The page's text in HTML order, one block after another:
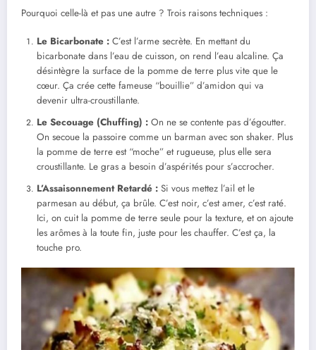
Pourquoi celle-là et pas une autre ? Trois raisons techniques :
Le Bicarbonate : C’est l’arme secrète. En mettant du
bicarbonate dans l’eau de cuisson, on rend l’eau alcaline. Ça
désintègre la surface de la pomme de terre plus vite que le
cœur. Ça crée cette fameuse “bouillie” d’amidon qui va
devenir ultra-croustillante.
Le Secouage (Chuffing) : On ne se contente pas d’égoutter.
On secoue la passoire comme un barman avec son shaker. Plus
la pomme de terre est “moche” et rugueuse, plus elle sera
croustillante. Le gras a besoin d’aspérités pour s’accrocher.
L’Assaisonnement Retardé : Si vous mettez l’ail et le
parmesan au début, ça brûle. C’est noir, c’est amer, c’est raté.
Ici, on cuit la pomme de terre seule pour la texture, et on ajoute
les arômes à la toute fin, juste pour les chauffer. C’est ça, la
touche pro.